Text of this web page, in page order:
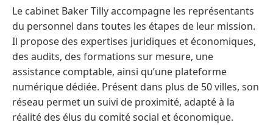
Le cabinet Baker Tilly accompagne les représentants
du personnel dans toutes les étapes de leur mission.
Il propose des expertises juridiques et économiques,
des audits, des formations sur mesure, une
assistance comptable, ainsi qu’une plateforme
numérique dédiée. Présent dans plus de 50 villes, son
réseau permet un suivi de proximité, adapté à la
réalité des élus du comité social et économique.